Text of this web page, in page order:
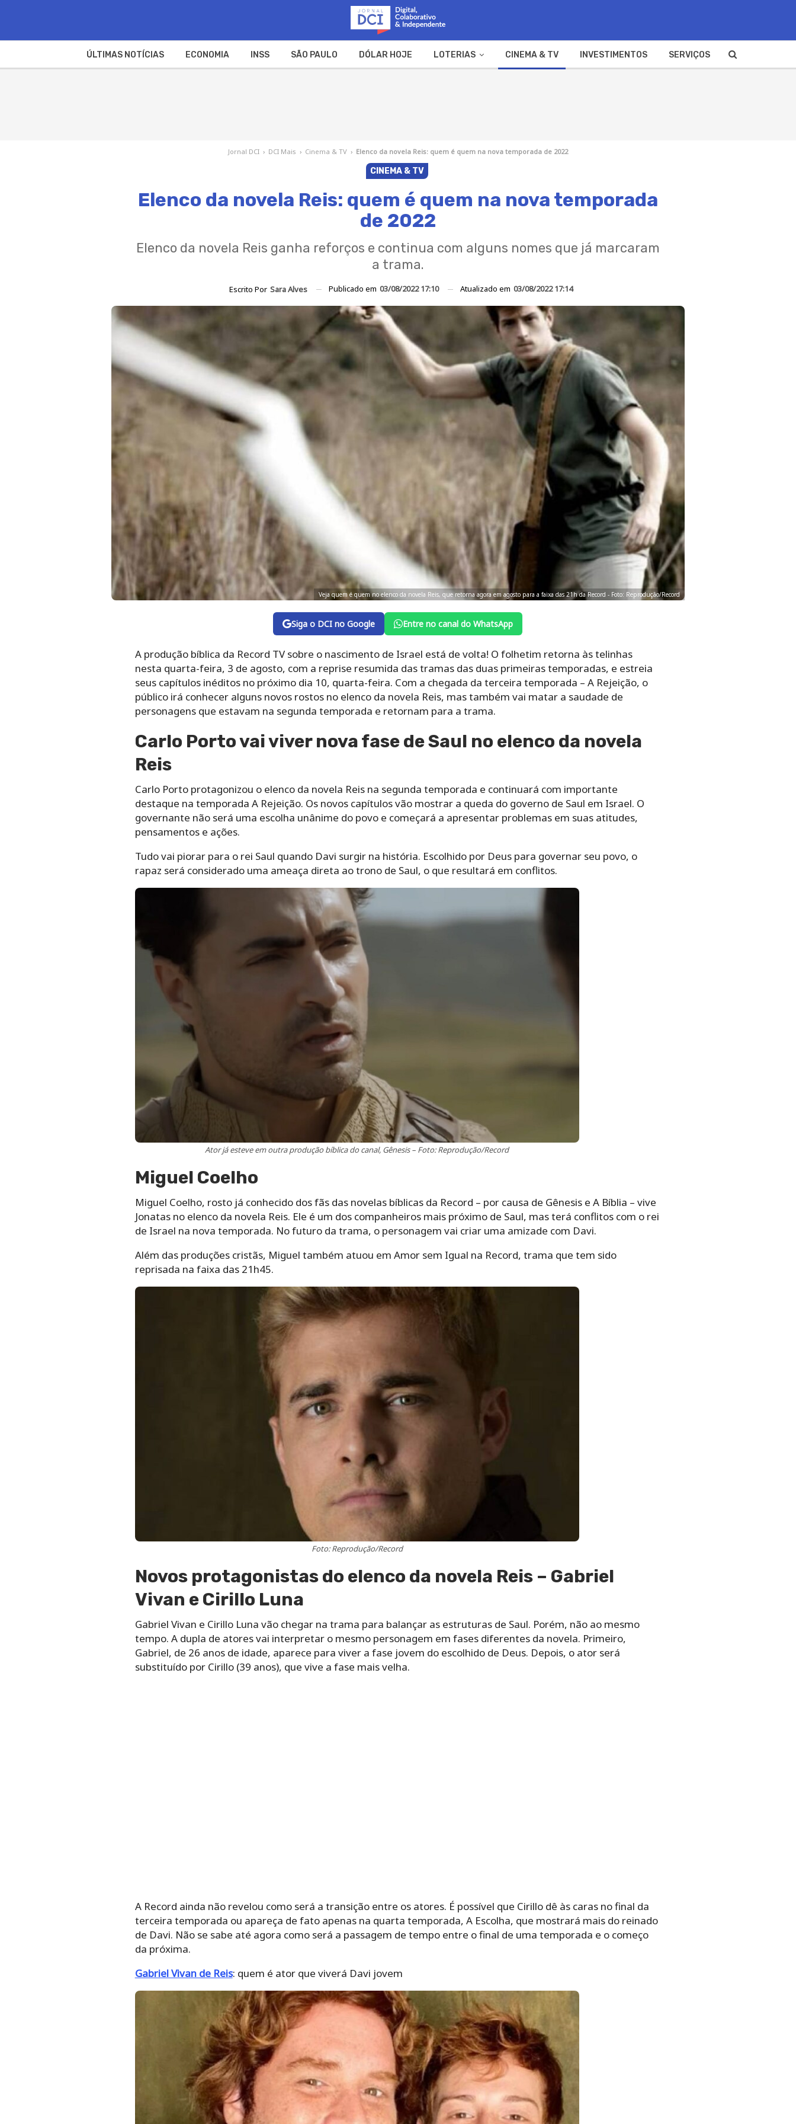
ÚLTIMAS NOTÍCIAS ECONOMIA INSS SÃO PAULO DÓLAR HOJE LOTERIAS CINEMA & TV INVESTIMENTOS SERVIÇOS
Jornal DCI › DCI Mais › Cinema & TV › Elenco da novela Reis: quem é quem na nova temporada de 2022
CINEMA & TV
Elenco da novela Reis: quem é quem na nova temporada
de 2022
Elenco da novela Reis ganha reforços e continua com alguns nomes que já marcaram
a trama.
Escrito Por Sara Alves Publicado em 03/08/2022 17:10 Atualizado em 03/08/2022 17:14
Veja quem é quem no elenco da novela Reis, que retorna agora em agosto para a faixa das 21h da Record - Foto: Reprodução/Record
Siga o DCI no Google Entre no canal do WhatsApp
A produção bíblica da Record TV sobre o nascimento de Israel está de volta! O folhetim retorna às telinhas
nesta quarta-feira, 3 de agosto, com a reprise resumida das tramas das duas primeiras temporadas, e estreia
seus capítulos inéditos no próximo dia 10, quarta-feira. Com a chegada da terceira temporada – A Rejeição, o
público irá conhecer alguns novos rostos no elenco da novela Reis, mas também vai matar a saudade de
personagens que estavam na segunda temporada e retornam para a trama.
Carlo Porto vai viver nova fase de Saul no elenco da novela
Reis
Carlo Porto protagonizou o elenco da novela Reis na segunda temporada e continuará com importante
destaque na temporada A Rejeição. Os novos capítulos vão mostrar a queda do governo de Saul em Israel. O
governante não será uma escolha unânime do povo e começará a apresentar problemas em suas atitudes,
pensamentos e ações.
Tudo vai piorar para o rei Saul quando Davi surgir na história. Escolhido por Deus para governar seu povo, o
rapaz será considerado uma ameaça direta ao trono de Saul, o que resultará em conflitos.
Ator já esteve em outra produção bíblica do canal, Gênesis – Foto: Reprodução/Record
Miguel Coelho
Miguel Coelho, rosto já conhecido dos fãs das novelas bíblicas da Record – por causa de Gênesis e A Bíblia – vive
Jonatas no elenco da novela Reis. Ele é um dos companheiros mais próximo de Saul, mas terá conflitos com o rei
de Israel na nova temporada. No futuro da trama, o personagem vai criar uma amizade com Davi.
Além das produções cristãs, Miguel também atuou em Amor sem Igual na Record, trama que tem sido
reprisada na faixa das 21h45.
Foto: Reprodução/Record
Novos protagonistas do elenco da novela Reis – Gabriel
Vivan e Cirillo Luna
Gabriel Vivan e Cirillo Luna vão chegar na trama para balançar as estruturas de Saul. Porém, não ao mesmo
tempo. A dupla de atores vai interpretar o mesmo personagem em fases diferentes da novela. Primeiro,
Gabriel, de 26 anos de idade, aparece para viver a fase jovem do escolhido de Deus. Depois, o ator será
substituído por Cirillo (39 anos), que vive a fase mais velha.
A Record ainda não revelou como será a transição entre os atores. É possível que Cirillo dê às caras no final da
terceira temporada ou apareça de fato apenas na quarta temporada, A Escolha, que mostrará mais do reinado
de Davi. Não se sabe até agora como será a passagem de tempo entre o final de uma temporada e o começo
da próxima.
Gabriel Vivan de Reis: quem é ator que viverá Davi jovem